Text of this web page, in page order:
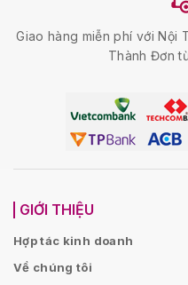
Giao hàng miễn phí với Nội
Thành Đơn
GIỚI THIỆU
Hợp tác kinh doanh
Về chúng tôi